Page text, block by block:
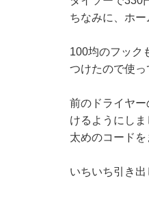
ちなみに、ホ
100均のフック
つけたので使っ
前のドライヤ
けるようにしま
太めのコード
いちいち引き